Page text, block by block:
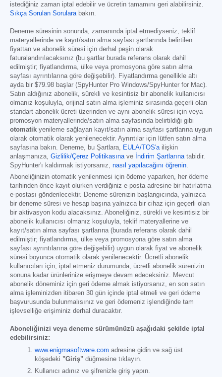
istediğiniz zaman iptal edebilir ve ücretin tamamını geri alabilirsiniz.
Sıkça Sorulan Sorularabakın.
Deneme süresinin sonunda, zamanında iptal etmediyseniz, teklif
materyallerinde ve kayıt/satın alma sayfası şartlarında belirtilen
fiyattan ve abonelik süresi için derhal peşin olarak
faturalandırılacaksınız (bu şartlar burada referans olarak dahil
edilmiştir; fiyatlandırma, ülke veya promosyona göre satın alma
sayfası ayrıntılarına göre değişebilir). Fiyatlandırma genellikle altı
ayda bir $79.98 başlar (SpyHunter Pro Windows/SpyHunter for Mac).
Satın aldığınız abonelik, sürekli ve kesintisiz bir abonelik kullanıcısı
olmanız koşuluyla, orijinal satın alma işleminiz sırasında geçerli olan
standart abonelik ücreti üzerinden ve aynı abonelik süresi için veya
promosyon materyallerinde/satın alma sayfasında belirtildiği gibi
otomatik yenileme sağlayan kayıt/satın alma sayfası şartlarına uygun
olarak otomatik olarak yenilenecektir. Ayrıntılar için lütfen satın alma
sayfasına bakın. Deneme, bu Şartlara, EULA/TOS'ailişkin
anlaşmanıza, Gizlilik/Çerez Politikasınave İndirim Şartlarınatabidir.
SpyHunter'ı kaldırmak istiyorsanız, nasıl yapılacağını öğrenin.
Aboneliğinizin otomatik yenilenmesi için ödeme yaparken, her ödeme
tarihinden önce kayıt olurken verdiğiniz e-posta adresine bir hatırlatma
e-postası gönderilecektir. Deneme sürenizin başlangıcında, yalnızca
bir deneme süresi ve hesap başına yalnızca bir cihaz için geçerli olan
bir aktivasyon kodu alacaksınız. Aboneliğiniz, sürekli ve kesintisiz bir
abonelik kullanıcısı olmanız koşuluyla, teklif materyallerine ve
kayıt/satın alma sayfası şartlarına (burada referans olarak dahil
edilmiştir; fiyatlandırma, ülke veya promosyona göre satın alma
sayfası ayrıntılarına göre değişebilir) uygun olarak fiyat ve abonelik
süresi boyunca otomatik olarak yenilenecektir. Ücretli abonelik
kullanıcıları için, iptal etmeniz durumunda, ücretli abonelik sürenizin
sonuna kadar ürünlerinize erişmeye devam edeceksiniz. Mevcut
abonelik döneminiz için geri ödeme almak istiyorsanız, en son satın
alma işleminizden itibaren 30 gün içinde iptal etmeli ve geri ödeme
başvurusunda bulunmalısınız ve geri ödemeniz işlendiğinde tam
işlevselliğe erişiminiz derhal duracaktır.
Aboneliğinizi veya deneme sürümünüzü aşağıdaki şekilde iptal
edebilirsiniz:
www.enigmasoftware.com adresine gidin ve sağ üst
köşedeki "Giriş" düğmesine tıklayın.
Kullanıcı adınız ve şifrenizle giriş yapın.